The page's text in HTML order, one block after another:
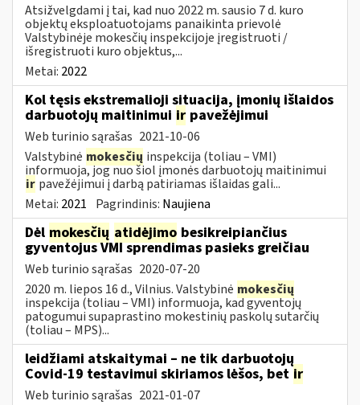
Atsižvelgdami į tai, kad nuo 2022 m. sausio 7 d. kuro
objektų eksploatuotojams panaikinta prievolė
Valstybinėje mokesčių inspekcijoje įregistruoti /
išregistruoti kuro objektus,...
Metai: 2022
Kol tęsis ekstremalioji situacija, įmonių išlaidos
darbuotojų maitinimui ir pavežėjimui
Web turinio sąrašas 2021-10-06
Valstybinė mokesčių inspekcija (toliau – VMI)
informuoja, jog nuo šiol įmonės darbuotojų maitinimui
ir pavežėjimui į darbą patiriamas išlaidas gali...
Metai: 2021 Pagrindinis: Naujiena
Dėl mokesčių atidėjimo besikreipiančius
gyventojus VMI sprendimas pasieks greičiau
Web turinio sąrašas 2020-07-20
2020 m. liepos 16 d., Vilnius. Valstybinė mokesčių
inspekcija (toliau – VMI) informuoja, kad gyventojų
patogumui supaprastino mokestinių paskolų sutarčių
(toliau – MPS)...
leidžiami atskaitymai – ne tik darbuotojų
Covid-19 testavimui skiriamos lėšos, bet ir
Web turinio sąrašas 2021-01-07